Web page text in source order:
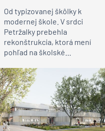
Od typizovanej škôlky k
modernej škole. V srdci
Petržalky prebehla
rekonštrukcia, ktorá mení
pohľad na školské